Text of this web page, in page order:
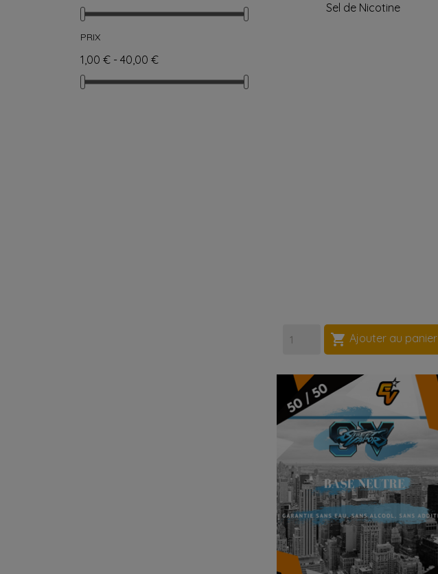
PRIX
1,00 € - 40,00 €
Sel de Nicotine
 Ajouter au panier